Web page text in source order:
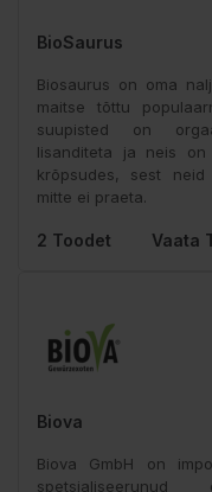
BioSaurus
Biosaurus on oma
maitse tõttu
suupisted on
lisanditeta ja neis on
krõpsudes, sest neid
mitte ei praeta.
2 Toodet Vaata
Biova
Biova GmbH on